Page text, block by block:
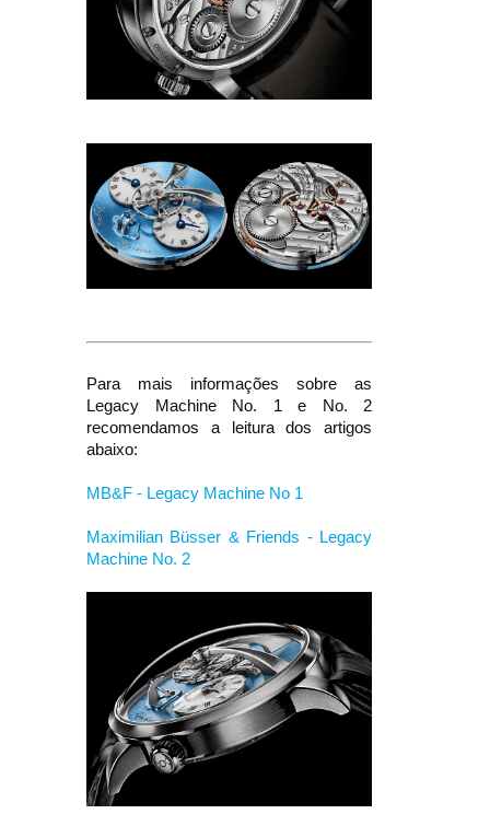
Para mais informações sobre as
Legacy Machine No. 1 e No. 2
recomendamos a leitura dos artigos
abaixo:
MB&F - Legacy Machine No 1
Maximilian Büsser & Friends - Legacy
Machine No. 2